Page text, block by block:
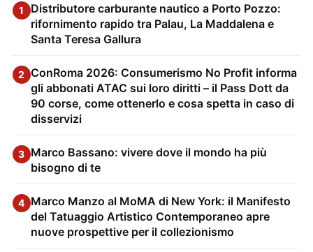
1
Distributore carburante nautico a Porto Pozzo:
rifornimento rapido tra Palau, La Maddalena e
Santa Teresa Gallura
2 ConRoma 2026: Consumerismo No Profit informa
gli abbonati ATAC sui loro diritti – il Pass Dott da
90 corse, come ottenerlo e cosa spetta in caso di
disservizi
3 Marco Bassano: vivere dove il mondo ha più
bisogno di te
4 Marco Manzo al MoMA di New York: il Manifesto
del Tatuaggio Artistico Contemporaneo apre
nuove prospettive per il collezionismo